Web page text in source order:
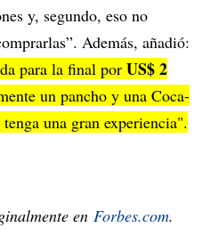
y, segundo, eso no
Además, añadió:
para la final por US$ 2
un pancho y una Coca-
una gran experiencia".
en Forbes.com.